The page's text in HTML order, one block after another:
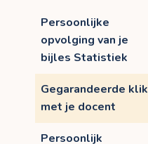
Persoonlijke
opvolging van je
bijles Statistiek
Gegarandeerde klik
met je docent
Persoonlijk